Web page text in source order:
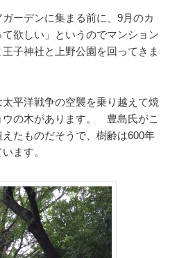
ーデンに集まる前に、9月のカ
欲しい」というのでマンション
子神社と上野公園を回ってきま
平洋戦争の空襲を乗り越えて焼
ウの木があります。 豊島氏がこ
たものだそうで、樹齢は600年
ます。